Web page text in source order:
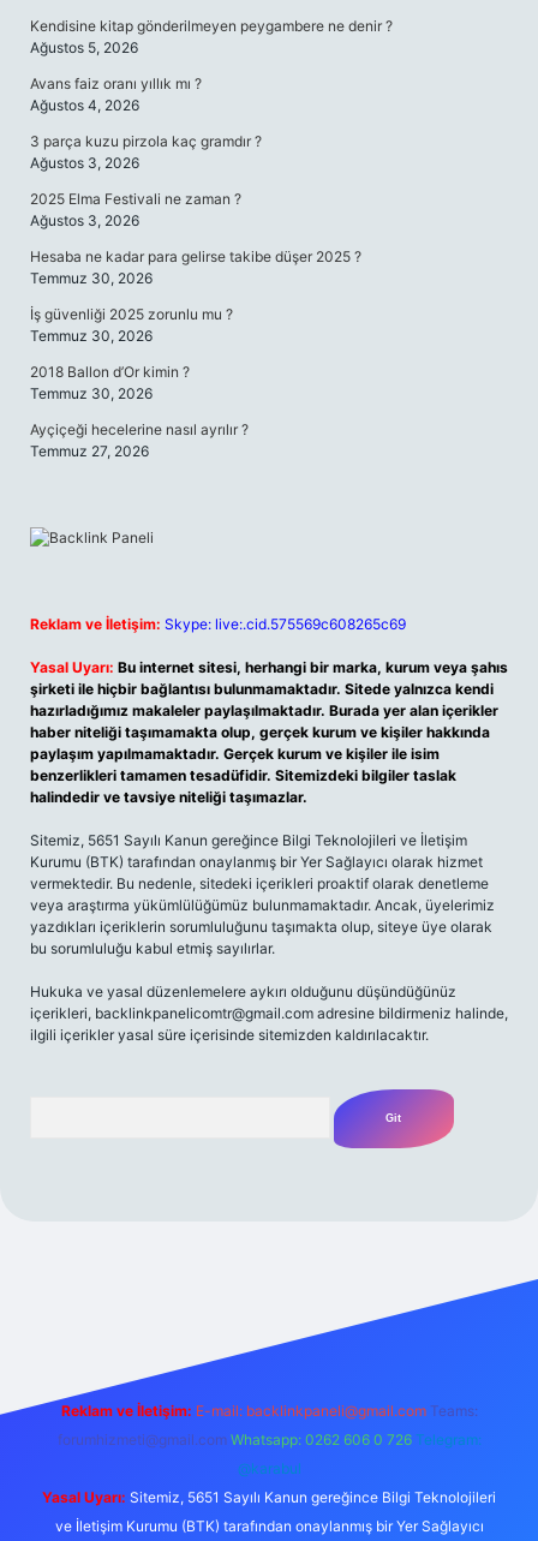
Kendisine kitap gönderilmeyen peygambere ne denir ?
Ağustos 5, 2026
Avans faiz oranı yıllık mı ?
Ağustos 4, 2026
3 parça kuzu pirzola kaç gramdır ?
Ağustos 3, 2026
2025 Elma Festivali ne zaman ?
Ağustos 3, 2026
Hesaba ne kadar para gelirse takibe düşer 2025 ?
Temmuz 30, 2026
İş güvenliği 2025 zorunlu mu ?
Temmuz 30, 2026
2018 Ballon d’Or kimin ?
Temmuz 30, 2026
Ayçiçeği hecelerine nasıl ayrılır ?
Temmuz 27, 2026
Reklam ve İletişim: Skype: live:.cid.575569c608265c69
Yasal Uyarı: Bu internet sitesi, herhangi bir marka, kurum veya şahıs
şirketi ile hiçbir bağlantısı bulunmamaktadır. Sitede yalnızca kendi
hazırladığımız makaleler paylaşılmaktadır. Burada yer alan içerikler
haber niteliği taşımamakta olup, gerçek kurum ve kişiler hakkında
paylaşım yapılmamaktadır. Gerçek kurum ve kişiler ile isim
benzerlikleri tamamen tesadüfidir. Sitemizdeki bilgiler taslak
halindedir ve tavsiye niteliği taşımazlar.
Sitemiz, 5651 Sayılı Kanun gereğince Bilgi Teknolojileri ve İletişim
Kurumu (BTK) tarafından onaylanmış bir Yer Sağlayıcı olarak hizmet
vermektedir. Bu nedenle, sitedeki içerikleri proaktif olarak denetleme
veya araştırma yükümlülüğümüz bulunmamaktadır. Ancak, üyelerimiz
yazdıkları içeriklerin sorumluluğunu taşımakta olup, siteye üye olarak
bu sorumluluğu kabul etmiş sayılırlar.
Hukuka ve yasal düzenlemelere aykırı olduğunu düşündüğünüz
içerikleri, backlinkpanelicomtr@gmail.com adresine bildirmeniz halinde,
ilgili içerikler yasal süre içerisinde sitemizden kaldırılacaktır.
Reklam ve İletişim: E-mail: backlinkpaneli@gmail.com Teams:
forumhizmeti@gmail.com Whatsapp: 0262 606 0 726 Telegram:
@karabul
Yasal Uyarı: Sitemiz, 5651 Sayılı Kanun gereğince Bilgi Teknolojileri
ve İletişim Kurumu (BTK) tarafından onaylanmış bir Yer Sağlayıcı